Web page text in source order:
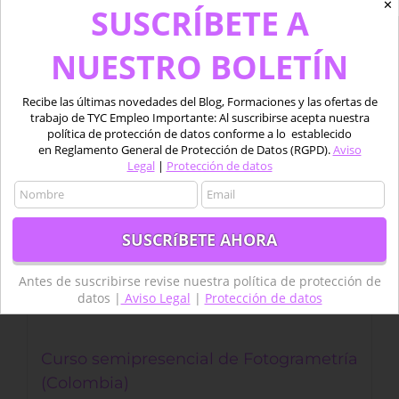
Curso semipresencial de Fotogrametría
(Colombia)
✕
SUSCRÍBETE A
NUESTRO BOLETÍN
Recibe las últimas novedades del Blog, Formaciones y las ofertas de
trabajo de TYC Empleo Importante: Al suscribirse acepta nuestra
política de protección de datos conforme a lo establecido
en Reglamento General de Protección de Datos (RGPD).Aviso
Legal| Protección de datos
Antes de suscribirse revise nuestra política de protección de
datos | Aviso Legal | Protección de datos